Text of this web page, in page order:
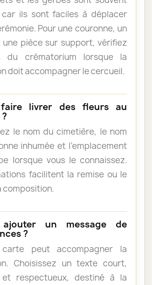
car ils sont faciles à déplacer
Pour une couronne, un
une pièce sur support, vérifiez
du crématorium lorsque la
doit accompagner le cercueil.
livrer des fleurs au
le nom du cimetière, le nom
inhumée et l’emplacement
lorsque vous le connaissez.
facilitent la remise ou le
composition.
ajouter un message de
?
peut accompagner la
Choisissez un texte court,
et respectueux, destiné à la